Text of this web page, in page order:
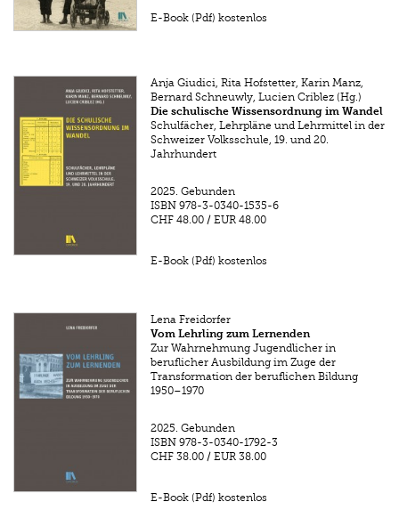
E-Book (Pdf) kostenlos
Anja Giudici, Rita Hofstetter, Karin Manz,
Bernard Schneuwly, Lucien Criblez (Hg.)
Die schulische Wissensordnung im Wandel
Schulfächer, Lehrpläne und Lehrmittel in der
Schweizer Volksschule, 19. und 20.
Jahrhundert
2025. Gebunden
ISBN 978-3-0340-1535-6
CHF 48.00 /EUR 48.00
E-Book (Pdf) kostenlos
Lena Freidorfer
Vom Lehrling zum Lernenden
Zur Wahrnehmung Jugendlicher in
beruflicher Ausbildung im Zuge der
Transformation der beruflichen Bildung
1950–1970
2025. Gebunden
ISBN 978-3-0340-1792-3
CHF 38.00 /EUR 38.00
E-Book (Pdf) kostenlos